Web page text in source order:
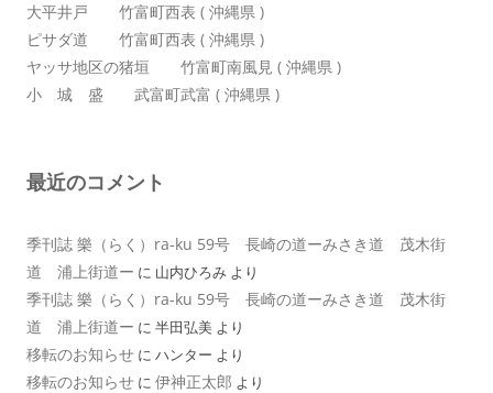
大平井戸 竹富町西表 ( 沖縄県 )
ピサダ道 竹富町西表 ( 沖縄県 )
ヤッサ地区の猪垣 竹富町南風見 ( 沖縄県 )
小 城 盛 武富町武富 ( 沖縄県 )
最近のコメント
季刊誌 樂（らく）ra-ku 59号 長崎の道ーみさき道 茂木街
道 浦上街道ー に 山内ひろみ より
季刊誌 樂（らく）ra-ku 59号 長崎の道ーみさき道 茂木街
道 浦上街道ー に 半田弘美 より
移転のお知らせ に ハンター より
移転のお知らせ に 伊神正太郎 より